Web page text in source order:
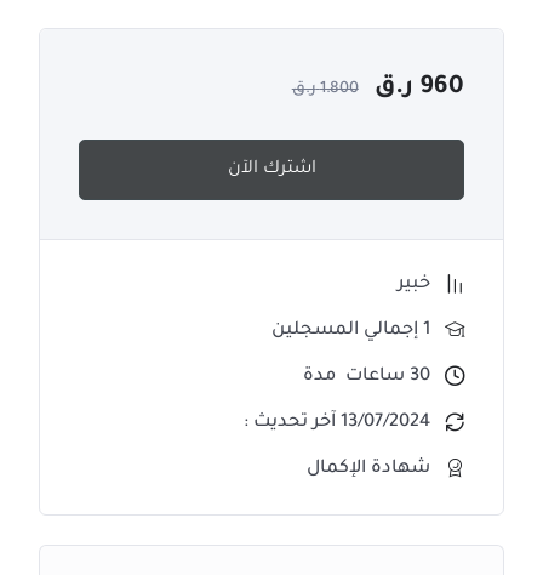
960 ر.ق 1.800 ر.ق
اشترك الآن
خبير
1 إجمالي المسجلين
30 ساعات مدة
13/07/2024 آخر تحديث :
شهادة الإكمال